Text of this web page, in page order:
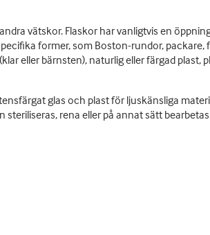
vätskor. Flaskor har vanligtvis en
former, som Boston-rundor, packare,
eller bärnsten), naturlig eller färgad plast,
glas och plast för ljuskänsliga
rena eller på annat sätt